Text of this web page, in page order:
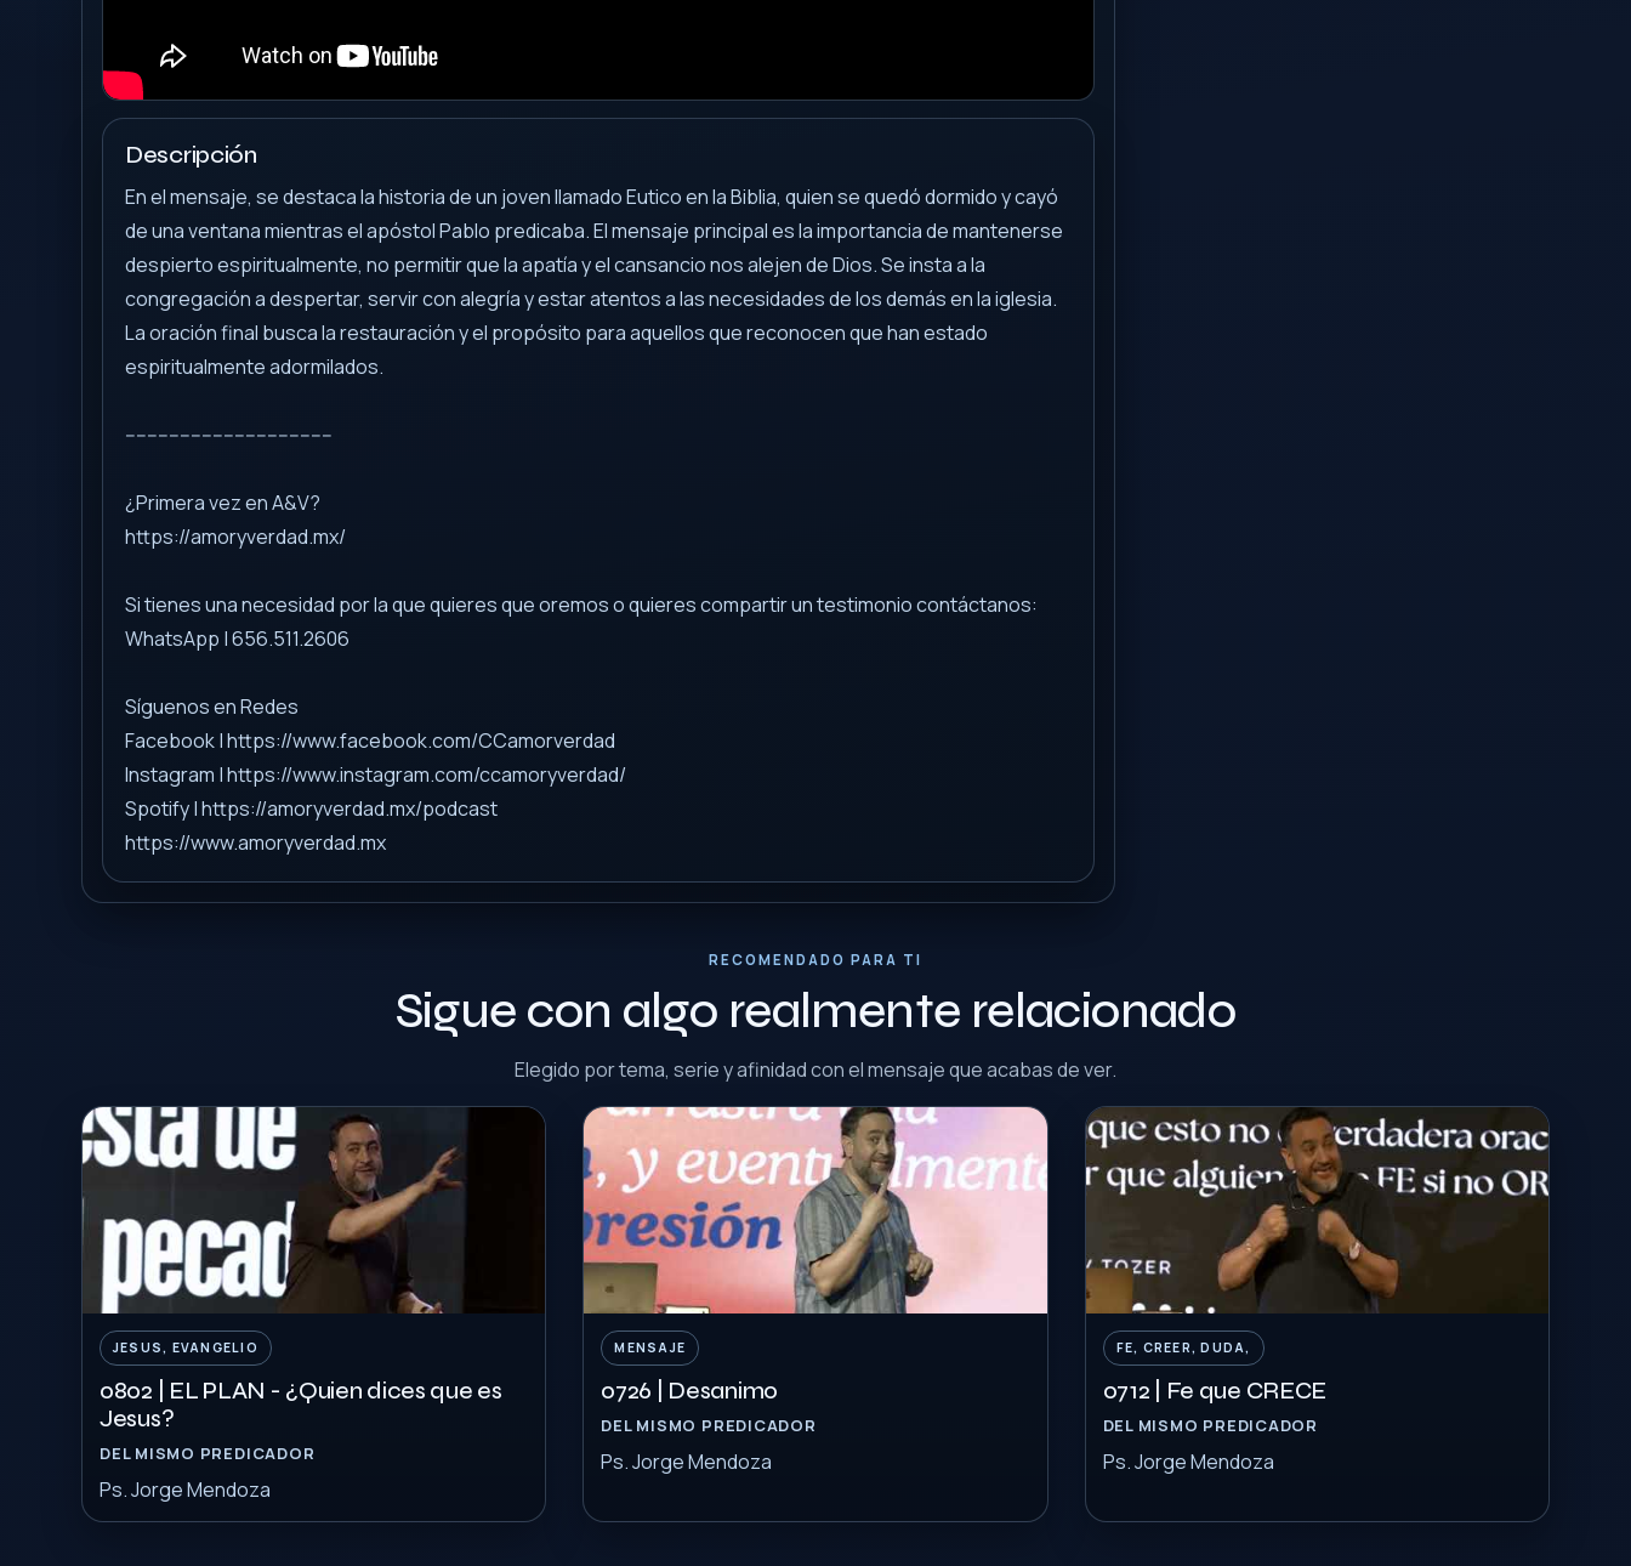
Descripción
En el mensaje, se destaca la historia de un joven llamado Eutico en la Biblia, quien se quedó dormido y cayó
de una ventana mientras el apóstol Pablo predicaba. El mensaje principal es la importancia de mantenerse
despierto espiritualmente, no permitir que la apatía y el cansancio nos alejen de Dios. Se insta a la
congregación a despertar, servir con alegría y estar atentos a las necesidades de los demás en la iglesia.
La oración final busca la restauración y el propósito para aquellos que reconocen que han estado
espiritualmente adormilados.
--------------------------------------
¿Primera vez en A&V?
https://amoryverdad.mx/
Si tienes una necesidad por la que quieres que oremos o quieres compartir un testimonio contáctanos:
WhatsApp | 656.511.2606
Síguenos en Redes
Facebook | https://www.facebook.com/CCamorverdad
Instagram | https://www.instagram.com/ccamoryverdad/
Spotify | https://amoryverdad.mx/podcast
https://www.amoryverdad.mx
RECOMENDADO PARA TI
Sigue con algo realmente relacionado
Elegido por tema, serie y afinidad con el mensaje que acabas de ver.
JESUS, EVANGELIO
0802 | EL PLAN - ¿Quien dices que es
Jesus?
DEL MISMO PREDICADOR
Ps. Jorge Mendoza
MENSAJE
0726 | Desanimo
DEL MISMO PREDICADOR
Ps. Jorge Mendoza
FE, CREER, DUDA,
0712 | Fe que CRECE
DEL MISMO PREDICADOR
Ps. Jorge Mendoza